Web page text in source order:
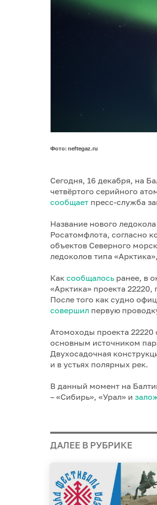
Фото: neftegaz.ru
Сегодня, 16 декабря, на
четвёртого серийного
сообщает пресс-служба
Название нового
Росатомфлота, согласно
объектов Северного
ледоколов типа
Как сообщалось ранее, в
«Арктика» проекта
После того как судно
совершил первую
Атомоходы проекта 22220
основным источником
Двухосадочная
и в устьях полярных рек.
В данный момент на
– «Сибирь», «Урал» и
ДАЛЕЕ В РУБРИКЕ